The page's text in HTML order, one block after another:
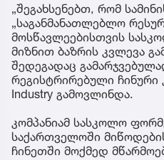
„შეგახსენებთ, რომ
„საგანმანათლებლო
მოსწავლეებისთვის
მიზნით ბაზრის კვლევა
შედეგადაც
რეგისტრირებული ჩინური
Industry გამოვლინდა.
კომპანიამ სასკოლო
საქართველოში
ჩინეთში მოქმედ